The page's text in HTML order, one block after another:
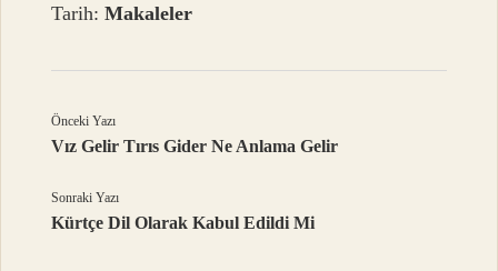
Tarih:Makaleler
Önceki Yazı
Vız Gelir Tırıs Gider Ne Anlama Gelir
Sonraki Yazı
Kürtçe Dil Olarak Kabul Edildi Mi